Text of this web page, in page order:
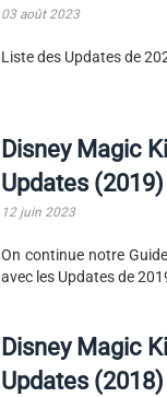
03 août 2023
Liste des Updates de
Disney Magic
Updates (2019)
12 juin 2023
On continue notre
avec les Updates de
Disney Magic
Updates (2018)